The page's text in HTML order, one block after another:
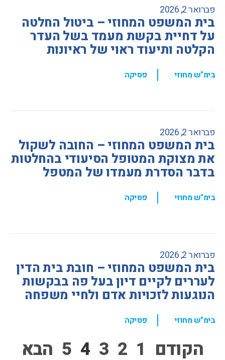
פברואר 2, 2026
בית המשפט המחוזי – ביטול החלטה
על דחיית בקשת מעמד בשל העדר
הקלטה ותיעוד ראוי של ראיונות
בימ"ש מחוזי , פסיקה
פברואר 2, 2026
בית המשפט המחוזי – החובה לשקול
את מצוקת המטופל הסיעודי בהחלטות
בדבר הסדרת מעמדו של המטפל
בימ"ש מחוזי , פסיקה
פברואר 2, 2026
בית המשפט המחוזי – חובת בית הדין
לעררים לקיים דיון בעל פה בבקשות
הנוגעות לזכויות אדם ולחיי משפחה
בימ"ש מחוזי , פסיקה
הקודם 1
2
3
4
5 הבא